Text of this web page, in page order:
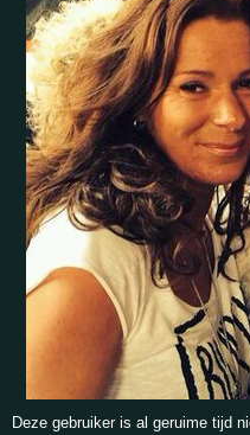
Deze gebruiker is al geruime tijd